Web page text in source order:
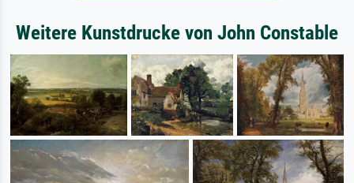
Weitere Kunstdrucke von John Constable